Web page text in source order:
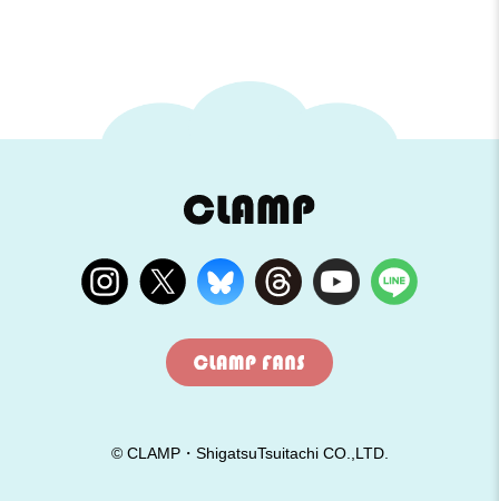
© CLAMP・ShigatsuTsuitachi CO.,LTD.